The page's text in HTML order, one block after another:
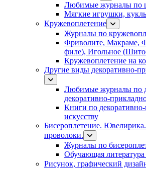
Любимые журналы по
Мягкие игрушки,
Кружевоплетение
Журналы по
Фриволите, Макраме,
филе), Игольное
Кружевоплетение на
Другие виды декоративно-
Любимые журналы по
декоративно-
Книги по
искусству
Бисероплетение.
проволоки.
Журналы по
Обучающая
Рисунок, графический